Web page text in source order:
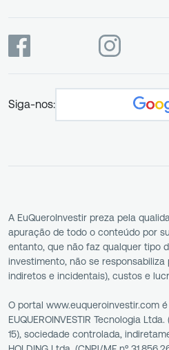
Siga-nos:
A EuQueroInvestir preza pela
apuração de todo o conteúdo por
entanto, que não faz qualquer tipo
investimento, não se responsabiliza
indiretos e incidentais), custos e
O portal www.euqueroinvestir.com
EUQUEROINVESTIR Tecnologia
15), sociedade controlada,